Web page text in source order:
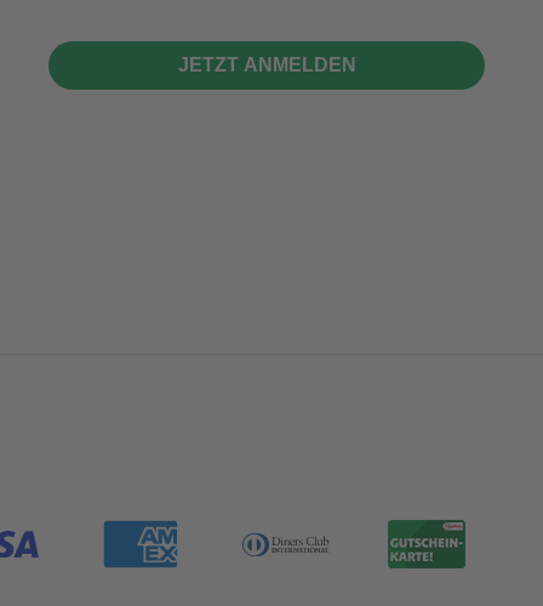
JETZT ANMELDEN